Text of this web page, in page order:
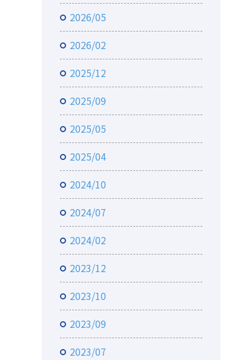
2026/05
2026/02
2025/12
2025/09
2025/05
2025/04
2024/10
2024/07
2024/02
2023/12
2023/10
2023/09
2023/07